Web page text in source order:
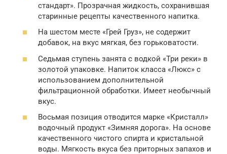
стандарт». Прозрачная жидкость, сохранившая
старинные рецепты качественного напитка.
На шестом месте «Грей Груз», не содержит
добавок, на вкус мягкая, без горьковатости.
Седьмая ступень занята с водкой «Три реки» в
золотой упаковке. Напиток класса «Люкс» с
использованием дополнительной
фильтрационной обработки. Имеет необычный
вкус.
Восьмая позиция отводится марке «Кристалл»
водочный продукт «Зимняя дорога». На основе
качественного чистого спирта и кристальной
воды. Мягкость вкуса без приторных запахов и